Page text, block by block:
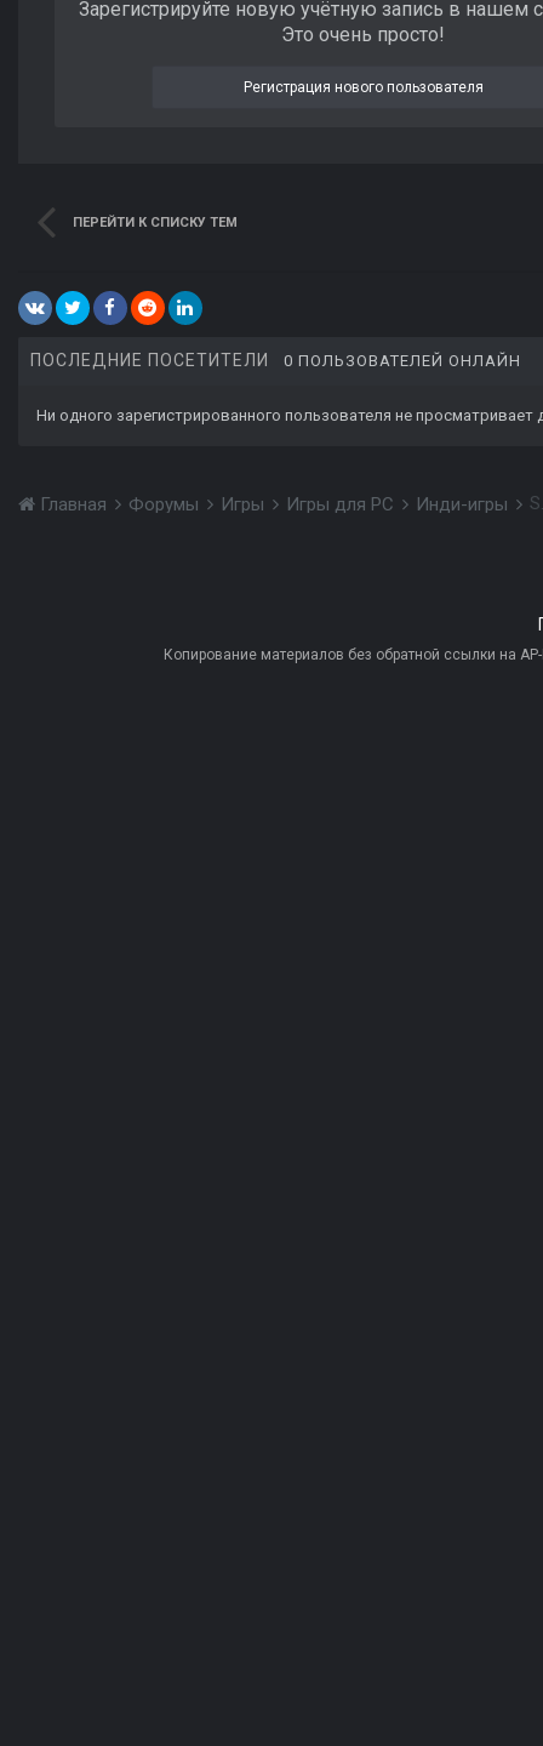
Зарегистрируйте новую учётную запись в нашем
Это очень просто!
Регистрация нового пользователя
ПЕРЕЙТИ К СПИСКУ ТЕМ
ПОСЛЕДНИЕ ПОСЕТИТЕЛИ 0 ПОЛЬЗОВАТЕЛЕЙ ОНЛАЙН
Ни одного зарегистрированного пользователя не просматривает
Главная Форумы Игры Игры для PC Инди-игры
Копирование материалов без обратной ссылки на